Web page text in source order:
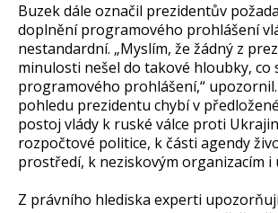
Buzek dále označil prezidentův
doplnění programového prohlášení
nestandardní. „Myslím, že žádný z
minulosti nešel do takové hloubky, co
programového prohlášení,“
pohledu prezidentu chybí v
postoj vlády k ruské válce proti
rozpočtové politice, k části agendy
prostředí, k neziskovým organizacím i
Z právního hlediska experti